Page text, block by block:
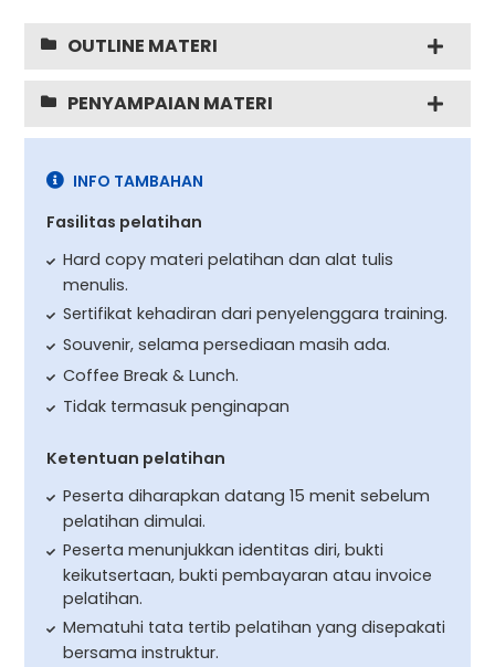
OUTLINE MATERI
PENYAMPAIAN MATERI
INFO TAMBAHAN
Fasilitas pelatihan
Hard copy materi pelatihan dan alat tulis
menulis.
Sertifikat kehadiran dari penyelenggara training.
Souvenir, selama persediaan masih ada.
Coffee Break & Lunch.
Tidak termasuk penginapan
Ketentuan pelatihan
Peserta diharapkan datang 15 menit sebelum
pelatihan dimulai.
Peserta menunjukkan identitas diri, bukti
keikutsertaan, bukti pembayaran atau invoice
pelatihan.
Mematuhi tata tertib pelatihan yang disepakati
bersama instruktur.